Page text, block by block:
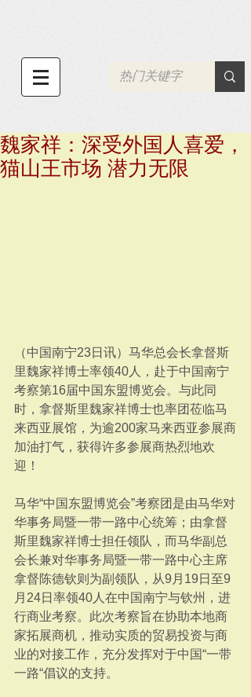
魏家祥：深受外国人喜爱，
猫山王市场 潜力无限
（中国南宁23日讯）马华总会长拿督斯
里魏家祥博士率领40人，赴于中国南宁
考察第16届中国东盟博览会。与此同
时，拿督斯里魏家祥博士也率团莅临马
来西亚展馆，为逾200家马来西亚参展商
加油打气，获得许多参展商热烈地欢
迎！
马华“中国东盟博览会”考察团是由马华对
华事务局暨一带一路中心统筹；由拿督
斯里魏家祥博士担任领队，而马华副总
会长兼对华事务局暨一带一路中心主席
拿督陈德钦则为副领队，从9月19日至9
月24日率领40人在中国南宁与钦州，进
行商业考察。此次考察旨在协助本地商
家拓展商机，推动实质的贸易投资与商
业的对接工作，充分发挥对于中国“一带
一路“倡议的支持。